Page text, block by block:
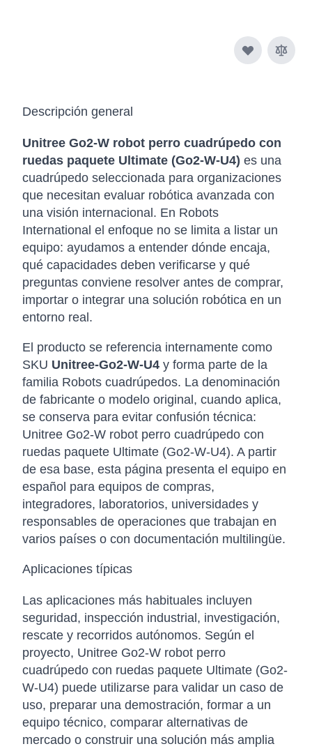
Descripción general
Unitree Go2-W robot perro cuadrúpedo con
ruedas paquete Ultimate (Go2-W-U4) es una
cuadrúpedo seleccionada para organizaciones
que necesitan evaluar robótica avanzada con
una visión internacional. En Robots
International el enfoque no se limita a listar un
equipo: ayudamos a entender dónde encaja,
qué capacidades deben verificarse y qué
preguntas conviene resolver antes de comprar,
importar o integrar una solución robótica en un
entorno real.
El producto se referencia internamente como
SKU Unitree-Go2-W-U4 y forma parte de la
familia Robots cuadrúpedos. La denominación
de fabricante o modelo original, cuando aplica,
se conserva para evitar confusión técnica:
Unitree Go2-W robot perro cuadrúpedo con
ruedas paquete Ultimate (Go2-W-U4). A partir
de esa base, esta página presenta el equipo en
español para equipos de compras,
integradores, laboratorios, universidades y
responsables de operaciones que trabajan en
varios países o con documentación multilingüe.
Aplicaciones típicas
Las aplicaciones más habituales incluyen
seguridad, inspección industrial, investigación,
rescate y recorridos autónomos. Según el
proyecto, Unitree Go2-W robot perro
cuadrúpedo con ruedas paquete Ultimate (Go2-
W-U4) puede utilizarse para validar un caso de
uso, preparar una demostración, formar a un
equipo técnico, comparar alternativas de
mercado o construir una solución más amplia